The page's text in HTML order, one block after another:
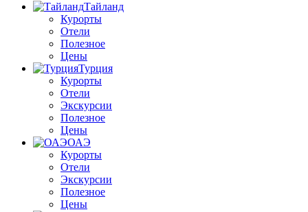
Тайланд
Курорты
Отели
Полезное
Цены
Турция
Курорты
Отели
Экскурсии
Полезное
Цены
ОАЭ
Курорты
Отели
Экскурсии
Полезное
Цены